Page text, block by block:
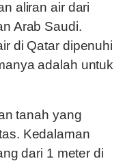
aliran air dari
Arab Saudi.
di Qatar dipenuhi
adalah untuk
tanah yang
Kedalaman
dari 1 meter di